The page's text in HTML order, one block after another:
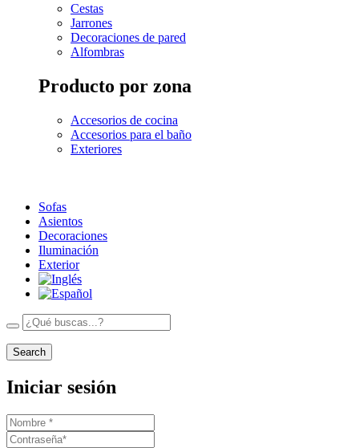
Cestas
Jarrones
Decoraciones de pared
Alfombras
Producto por zona
Accesorios de cocina
Accesorios para el baño
Exteriores
Sofas
Asientos
Decoraciones
Iluminación
Exterior
Search
Iniciar sesión